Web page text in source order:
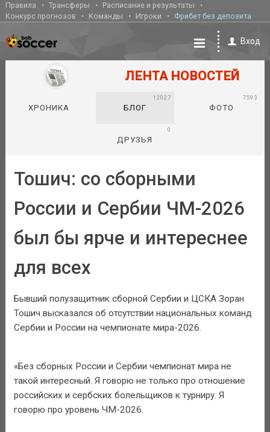
Правила Трансферы
Расписание и результаты
Конкурс прогнозов
Команды Игроки Фрибет без депозита
Вход
ЛЕНТА НОВОСТЕЙ
ХРОНИКА БЛОГ
12027
ФОТО
7593
ДРУЗЬЯ
0
Тошич: со сборными
России и Сербии ЧМ-2026
был бы ярче и интереснее
для всех
Бывший полузащитник сборной Сербии и ЦСКА Зоран
Тошич высказался об отсутствии национальных команд
Сербии и России на чемпионате мира-2026.
«Без сборных России и Сербии чемпионат мира не
такой интересный. Я говорю не только про отношение
российских и сербских болельщиков к турниру. Я
говорю про уровень ЧМ-2026.